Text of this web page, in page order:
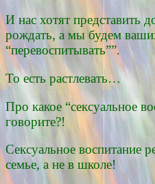
И нас хотят представить
рождать, а мы будем
“перевоспитывать””.
То есть растлевать…
Про какое “сексуальное
говорите?!
Сексуальное воспитание
семье, а не в школе!